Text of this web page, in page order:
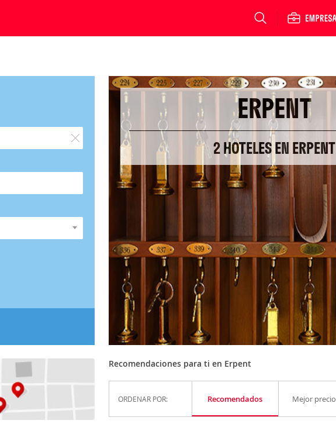
ERPENT
2 HOTELES EN ERPENT
Recomendaciones para ti en Erpent
ORDENAR POR: Recomendados Mejor precio